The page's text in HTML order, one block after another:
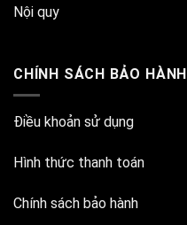
Nội quy
CHÍNH SÁCH BẢO HÀNH
Điều khoản sử dụng
Hình thức thanh toán
Chính sách bảo hành